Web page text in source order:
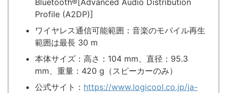
Profile (A2DP)]
ワイヤレス通信可能範囲：音楽のモバイル再生
範囲は最長 30 m
本体サイズ：高さ：104 mm、直径：95.3
mm、重量：420 g（スピーカーのみ）
公式サイト： https://www.logicool.co.jp/ja-